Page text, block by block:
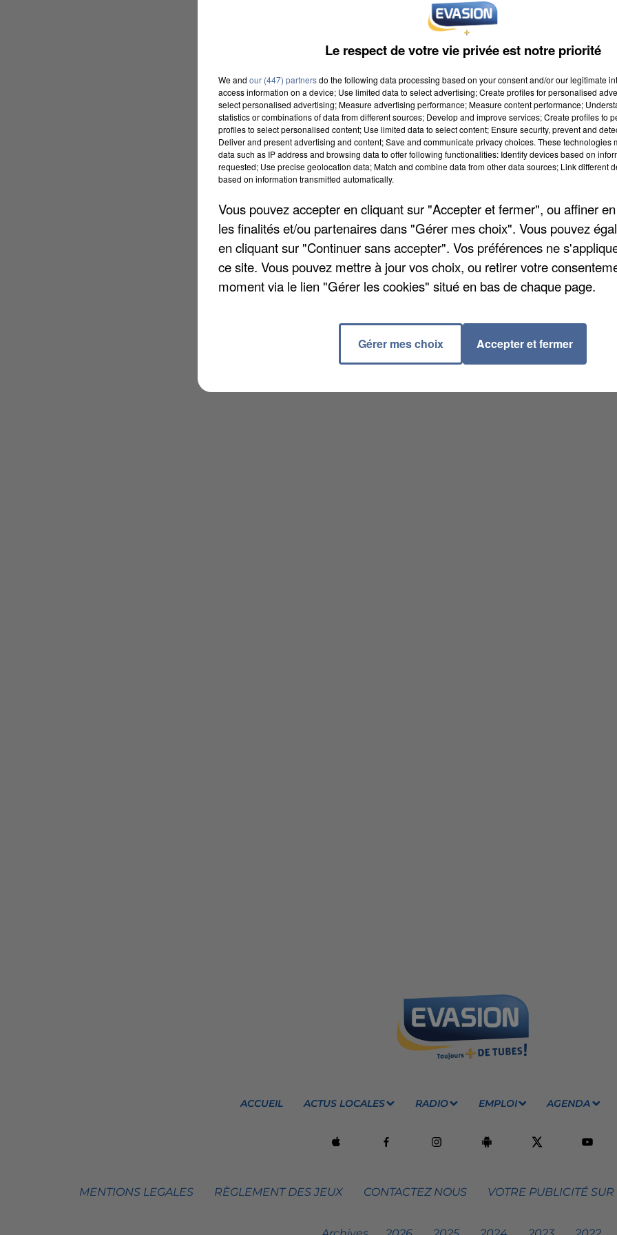
ACCUEIL ACTUS LOCALES RADIO EMPLOI AGENDA
MENTIONS LEGALES RÈGLEMENT DES JEUX CONTACTEZ NOUS VOTRE PUBLICITÉ
Le respect de votre vie privée est notre priorité
We and our (447) partnersdo the following data processing based on your consent and/or our legitimate
access information on a device; Use limited data to select advertising; Create profiles for personalised
select personalised advertising; Measure advertising performance; Measure content performance;
statistics or combinations of data from different sources; Develop and improve services; Create profiles to
profiles to select personalised content; Use limited data to select content; Ensure security, prevent and
Deliver and present advertising and content; Save and communicate privacy choices. These technologies
data such as IP address and browsing data to offer following functionalities: Identify devices based on
requested; Use precise geolocation data; Match and combine data from other data sources; Link different
based on information transmitted automatically.
Vous pouvez accepter en cliquant sur "Accepter et fermer", ou affiner
les finalités et/ou partenaires dans "Gérer mes choix". Vous pouvez
en cliquant sur "Continuer sans accepter". Vos préférences ne
ce site. Vous pouvez mettre à jour vos choix, ou retirer votre
moment via le lien "Gérer les cookies" situé en bas de chaque page.
Gérer mes choix Accepter et fermer